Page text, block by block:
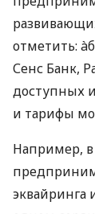
отметить:
Сенс Банк,
доступных
и тарифы
Например, в